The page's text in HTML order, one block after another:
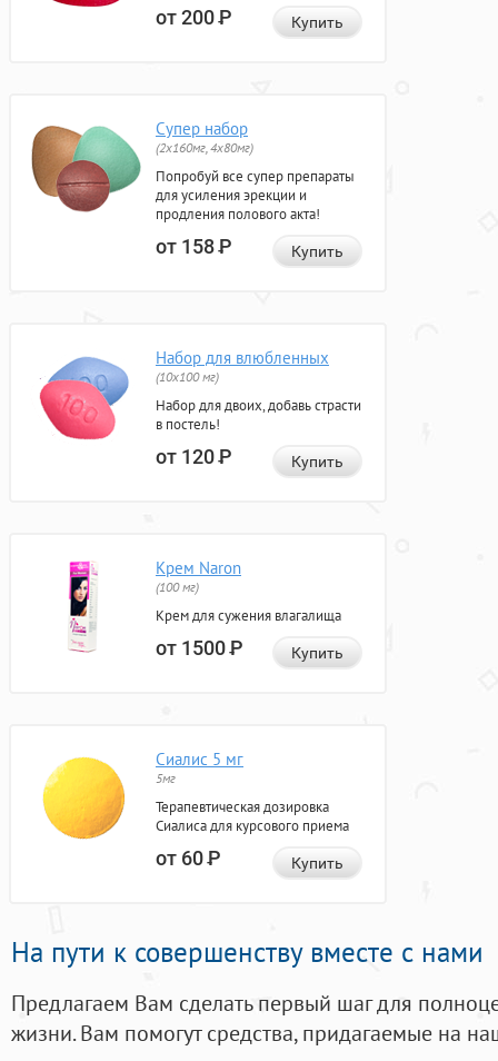
от 200Р Купить
Супер набор
(2х160мг, 4х80мг)
Попробуй все супер препараты
для усиления эрекции и
продления полового акта!
от 158Р Купить
Набор для влюбленных
(10х100 мг)
Набор для двоих, добавь страсти
в постель!
от 120Р Купить
Крем Naron
(100 мг)
Крем для сужения влагалища
от 1500Р Купить
Сиалис 5 мг
5мг
Терапевтическая дозировка
Сиалиса для курсового приема
от 60Р Купить
На пути к совершенству вместе с нами
Предлагаем Вам сделать первый шаг для
жизни. Вам помогут средства, придагаемые на